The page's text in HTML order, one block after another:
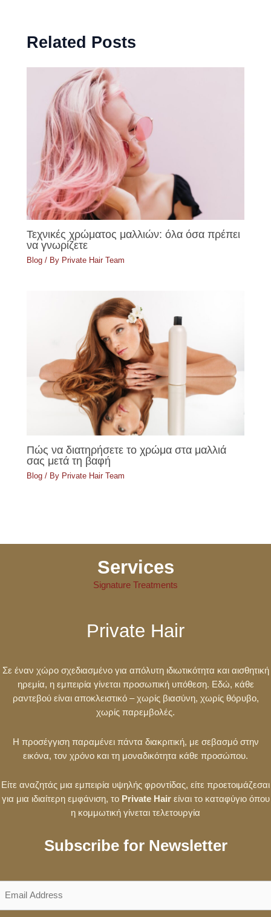
Related Posts
Τεχνικές χρώματος μαλλιών: όλα όσα πρέπει
να γνωρίζετε
Blog / By Private Hair Team
Πώς να διατηρήσετε το χρώμα στα μαλλιά
σας μετά τη βαφή
Blog / By Private Hair Team
Services
Signature Treatments
Private Hair
Σε έναν χώρο σχεδιασμένο για απόλυτη ιδιωτικότητα και αισθητική
ηρεμία, η εμπειρία γίνεται προσωπική υπόθεση. Εδώ, κάθε
ραντεβού είναι αποκλειστικό – χωρίς βιασύνη, χωρίς θόρυβο,
χωρίς παρεμβολές.
Η προσέγγιση παραμένει πάντα διακριτική, με σεβασμό στην
εικόνα, τον χρόνο και τη μοναδικότητα κάθε προσώπου.
Είτε αναζητάς μια εμπειρία υψηλής φροντίδας, είτε προετοιμάζεσαι
για μια ιδιαίτερη εμφάνιση, το Private Hairείναι το καταφύγιο όπου
η κομμωτική γίνεται τελετουργία
Subscribe for Newsletter